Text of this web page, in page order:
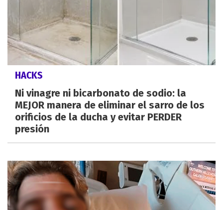
HACKS
Ni vinagre ni bicarbonato de sodio: la
MEJOR manera de eliminar el sarro de los
orificios de la ducha y evitar PERDER
presión